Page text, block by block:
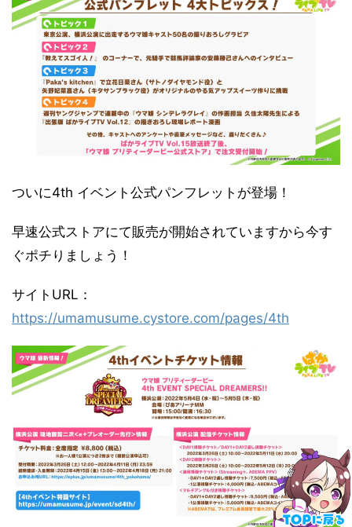
ついに4th イベント公式パンフレットが登場！
早速公式ストアにて販売が開始されていますから今す
ぐポチりましょう！
サイトURL：
https://umamusume.cystore.com/pages/4th